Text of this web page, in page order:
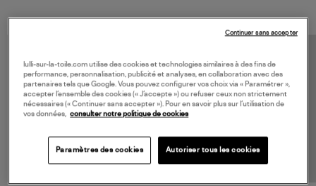
lulli-sur-la-toile.com utilise des cookies et technologies similaires à des fins de
performance, personnalisation, publicité et analyses, en collaboration avec des
partenaires tels que Google. Vous pouvez configurer vos choix via « Paramétrer »,
accepter l’ensemble des cookies (« J’accepte ») ou refuser ceux non strictement
nécessaires (« Continuer sans accepter »). Pour en savoir plus sur l’utilisation de
vos données, consulter notre politique de cookies
Paramètres des cookies Autoriser tous les cookies
Continuer sans accepter